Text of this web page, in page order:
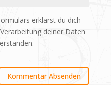
erklärst du dich
deiner Daten